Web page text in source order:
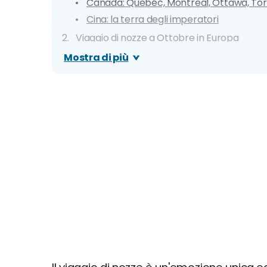
Cina: la terra degli imperatori
Viaggio di nozze a Ottobre in Europa
I colori dell'Irlanda e l'Isola di Man
Mostra di più